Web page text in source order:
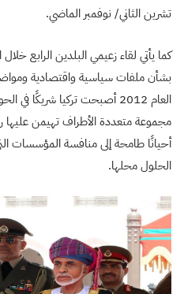
تشرين الثاني/ نوفمبر الماضي.
كما يأتي لقاء زعيمي البلدين الرابع
بشأن ملفات سياسية واقتصادية
العام 2012 أصبحت تركيا
مجموعة متعددة الأطراف تهيمن عليها
أحيانًا طامحة إلى منافسة المؤسسات
الحلول محلها.